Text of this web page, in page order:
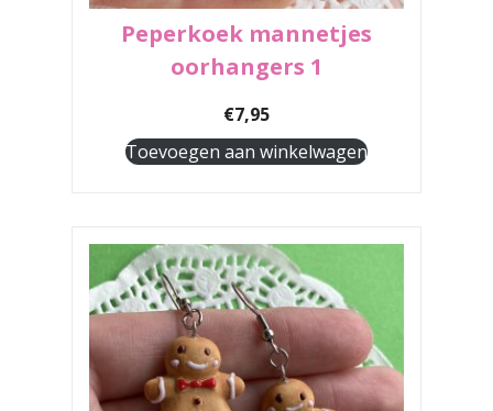
Peperkoek mannetjes
oorhangers 1
€7,95
Toevoegen aan winkelwagen